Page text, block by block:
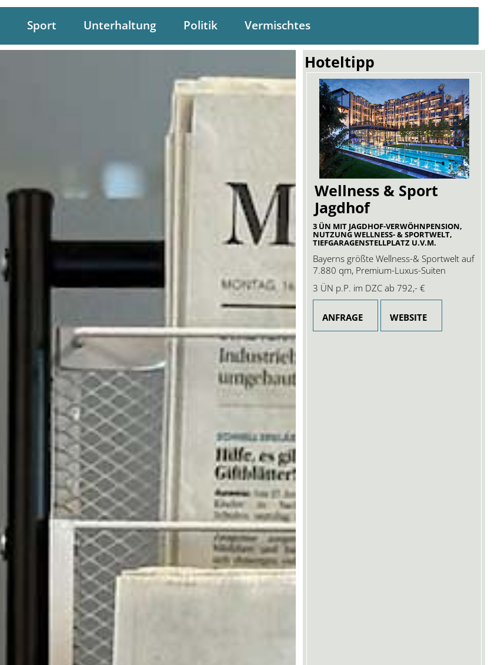
Hoteltipp
Wellness & Sport
Jagdhof
3 ÜN MIT JAGDHOF-VERWÖHNPENSION,
NUTZUNG WELLNESS- & SPORTWELT,
TIEFGARAGENSTELLPLATZ U.V.M.
Bayerns größte Wellness-& Sportwelt auf
7.880 qm, Premium-Luxus-Suiten
3 ÜN p.P. im DZC ab 792,- €
ANFRAGE WEBSITE
Sport Unterhaltung Politik Vermischtes